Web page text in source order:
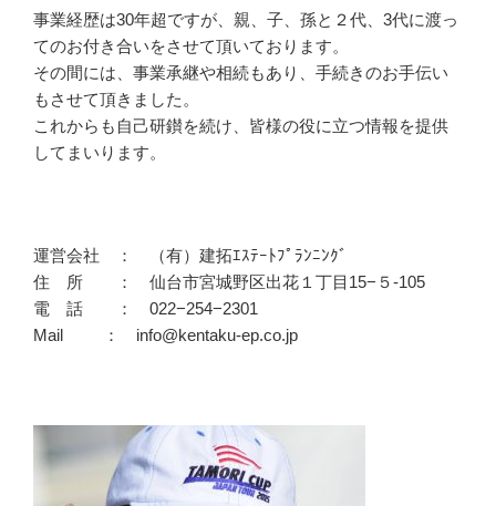
事業経歴は30年超ですが、親、子、孫と２代、3代に渡っ
てのお付き合いをさせて頂いております。
その間には、事業承継や相続もあり、手続きのお手伝い
もさせて頂きました。
これからも自己研鑚を続け、皆様の役に立つ情報を提供
してまいります。
運営会社 ： （有）建拓ｴｽﾃｰﾄﾌﾟﾗﾝﾆﾝｸﾞ
住 所 ： 仙台市宮城野区出花１丁目15−５-105
電 話 ： 022−254−2301
Mail ： info@kentaku-ep.co.jp